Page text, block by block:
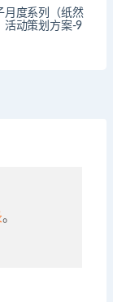
月度系列（纸然
活动策划方案-9
。